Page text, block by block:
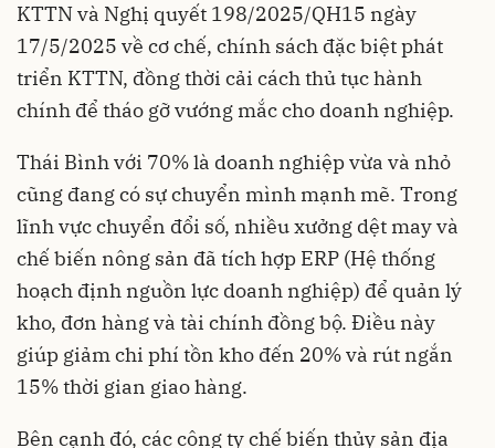
KTTN và Nghị quyết 198/2025/QH15 ngày
17/5/2025 về cơ chế, chính sách đặc biệt phát
triển KTTN, đồng thời cải cách thủ tục hành
chính để tháo gỡ vướng mắc cho doanh nghiệp.
Thái Bình với 70% là doanh nghiệp vừa và nhỏ
cũng đang có sự chuyển mình mạnh mẽ. Trong
lĩnh vực chuyển đổi số, nhiều xưởng dệt may và
chế biến nông sản đã tích hợp ERP (Hệ thống
hoạch định nguồn lực doanh nghiệp) để quản lý
kho, đơn hàng và tài chính đồng bộ. Điều này
giúp giảm chi phí tồn kho đến 20% và rút ngắn
15% thời gian giao hàng.
Bên cạnh đó, các công ty chế biến thủy sản địa